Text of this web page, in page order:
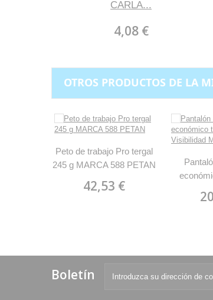
CARLA...
4,08 €
OTROS PRODUCTOS DE LA
Peto de trabajo Pro tergal
245 g MARCA 588 PETAN
42,53 €
Boletín